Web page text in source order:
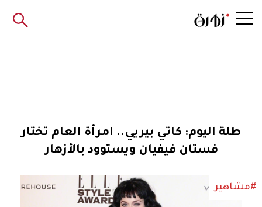
طلة اليوم: كاتي بيريي.. امرأة العام تختار
فستان فيفيان ويستوود بالأزهار
#مشاهير